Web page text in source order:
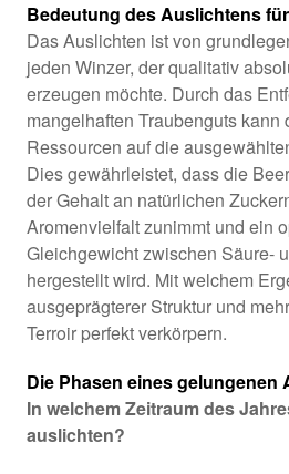
Bedeutung des Auslichtens
Das Auslichten ist von
jeden Winzer, der qualitativ
erzeugen möchte. Durch das
mangelhaften Traubenguts
Ressourcen auf die
Dies gewährleistet, dass die
der Gehalt an natürlichen
Aromenvielfalt zunimmt und ein
Gleichgewicht zwischen Säure-
hergestellt wird. Mit welchem
ausgeprägterer Struktur und
Terroir perfekt verkörpern.
Die Phasen eines
In welchem Zeitraum des
auslichten?